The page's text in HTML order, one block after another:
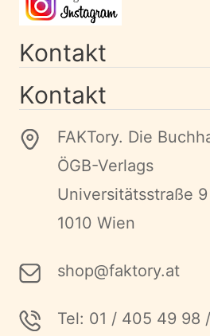
Kontakt
Kontakt
FAKTory. Die
ÖGB-Verlags
Universitätsstraße 9
1010 Wien
shop@faktory.at
Tel: 01 / 405 49 98